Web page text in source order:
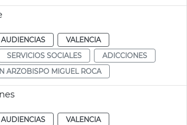
VALENCIA
SERVICIOS SOCIALES
ADICCIONES
ARZOBISPO MIGUEL ROCA
VALENCIA